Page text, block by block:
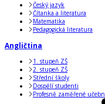
Český jazyk
Čítanka a literatura
Matematika
Pedagogická literatura
Angličtina
1. stupeň ZŠ
2. stupeň ZŠ
Střední školy
Dospělí studenti
Profesně zaměřené